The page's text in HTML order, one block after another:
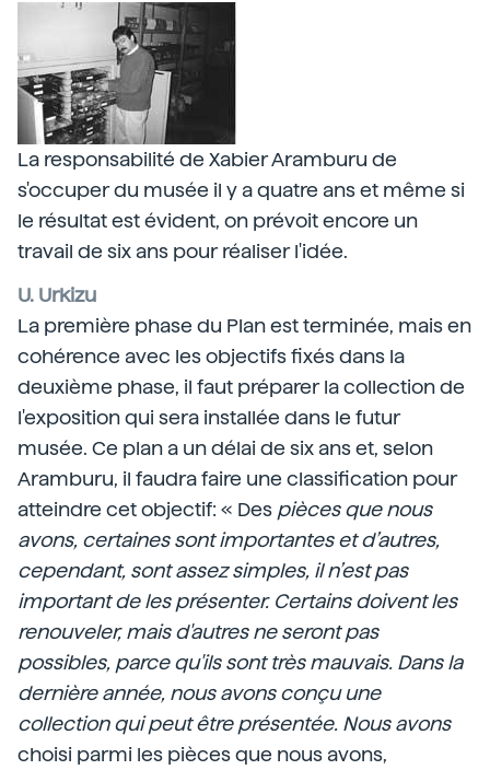
La responsabilité de Xabier Aramburu de
s'occuper du musée il y a quatre ans et même si
le résultat est évident, on prévoit encore un
travail de six ans pour réaliser l'idée.
U. Urkizu
La première phase du Plan est terminée, mais en
cohérence avec les objectifs fixés dans la
deuxième phase, il faut préparer la collection de
l'exposition qui sera installée dans le futur
musée. Ce plan a un délai de six ans et, selon
Aramburu, il faudra faire une classification pour
atteindre cet objectif: « Des pièces que nous
avons, certaines sont importantes et d’autres,
cependant, sont assez simples, il n’est pas
important de les présenter. Certains doivent les
renouveler, mais d'autres ne seront pas
possibles, parce qu'ils sont très mauvais. Dans la
dernière année, nous avons conçu une
collection qui peut être présentée. Nous avons
choisi parmi les pièces que nous avons,